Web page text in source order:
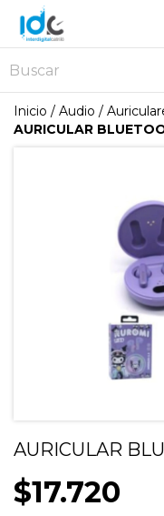
Inicio / Audio /
AURICULAR
AURICULAR
$17.720